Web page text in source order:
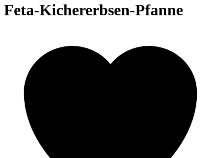
Feta-Kichererbsen-Pfanne